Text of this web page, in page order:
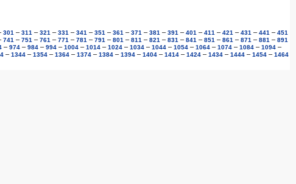
301 – 311 – 321 – 331 – 341 – 351 – 361 – 371 – 381 – 391 – 401 – 411 – 421 – 431 – 441 – 451
741 – 751 – 761 – 771 – 781 – 791 – 801 – 811 – 821 – 831 – 841 – 851 – 861 – 871 – 881 – 891
– 974 – 984 – 994 – 1004 – 1014 – 1024 – 1034 – 1044 – 1054 – 1064 – 1074 – 1084 – 1094 –
– 1344 – 1354 – 1364 – 1374 – 1384 – 1394 – 1404 – 1414 – 1424 – 1434 – 1444 – 1454 – 1464